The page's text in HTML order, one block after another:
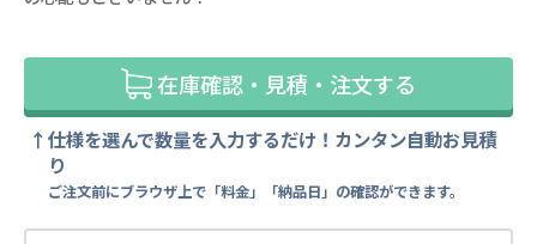
在庫確認・見積・注文する
仕様を選んで数量を入力するだけ！カンタン自動お見積
り
ご注文前にブラウザ上で「料金」「納品日」の確認ができます。